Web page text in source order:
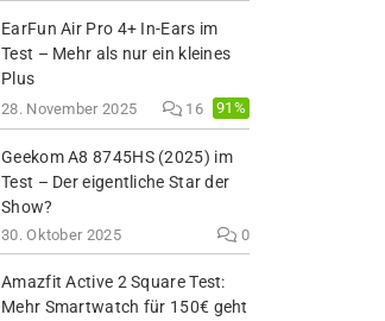
EarFun Air Pro 4+ In-Ears im
Test – Mehr als nur ein kleines
Plus
28. November 2025 16 91%
Geekom A8 8745HS (2025) im
Test – Der eigentliche Star der
Show?
30. Oktober 2025 0
Amazfit Active 2 Square Test:
Mehr Smartwatch für 150€ geht